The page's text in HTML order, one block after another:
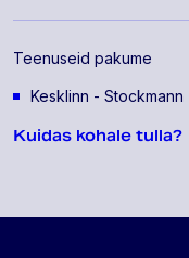
Teenuseid pakume
Kesklinn - Stockmann
Kuidas kohale tulla?